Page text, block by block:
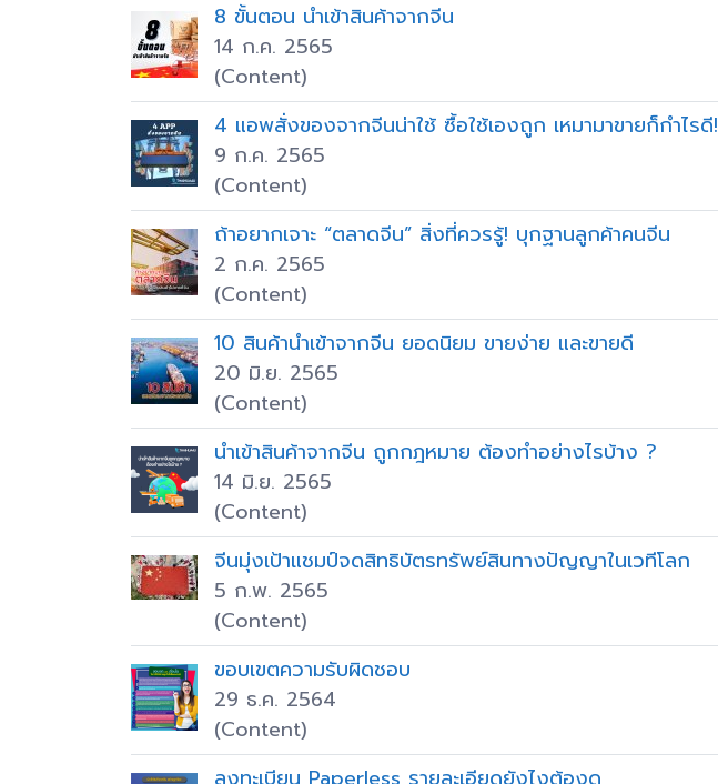
8 ขั้นตอน นำเข้าสินค้าจากจีน
14 ก.ค. 2565
(Content)
4 แอพสั่งของจากจีนน่าใช้ ซื้อใช้เองถูก เหมามาขายก็กำไรดี!
9 ก.ค. 2565
(Content)
ถ้าอยากเจาะ “ตลาดจีน” สิ่งที่ควรรู้! บุกฐานลูกค้าคนจีน
2 ก.ค. 2565
(Content)
10 สินค้านำเข้าจากจีน ยอดนิยม ขายง่าย และขายดี
20 มิ.ย. 2565
(Content)
นำเข้าสินค้าจากจีน ถูกกฎหมาย ต้องทำอย่างไรบ้าง ?
14 มิ.ย. 2565
(Content)
จีนมุ่งเป้าแชมป์จดสิทธิบัตรทรัพย์สินทางปัญญาในเวทีโลก
5 ก.พ. 2565
(Content)
ขอบเขต​ความรับผิดชอบ
29 ธ.ค. 2564
(Content)